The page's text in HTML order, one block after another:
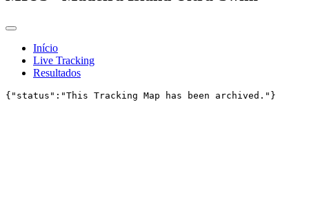
Início
Live Tracking
Resultados